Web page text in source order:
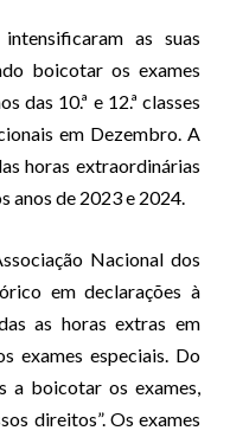
as suas
boicotar os exames
das 10.ª e 12.ª classes
em Dezembro. A
horas extraordinárias
anos de 2023 e 2024.
Nacional dos
em declarações à
as horas extras em
exames especiais. Do
a boicotar os exames,
direitos”. Os exames